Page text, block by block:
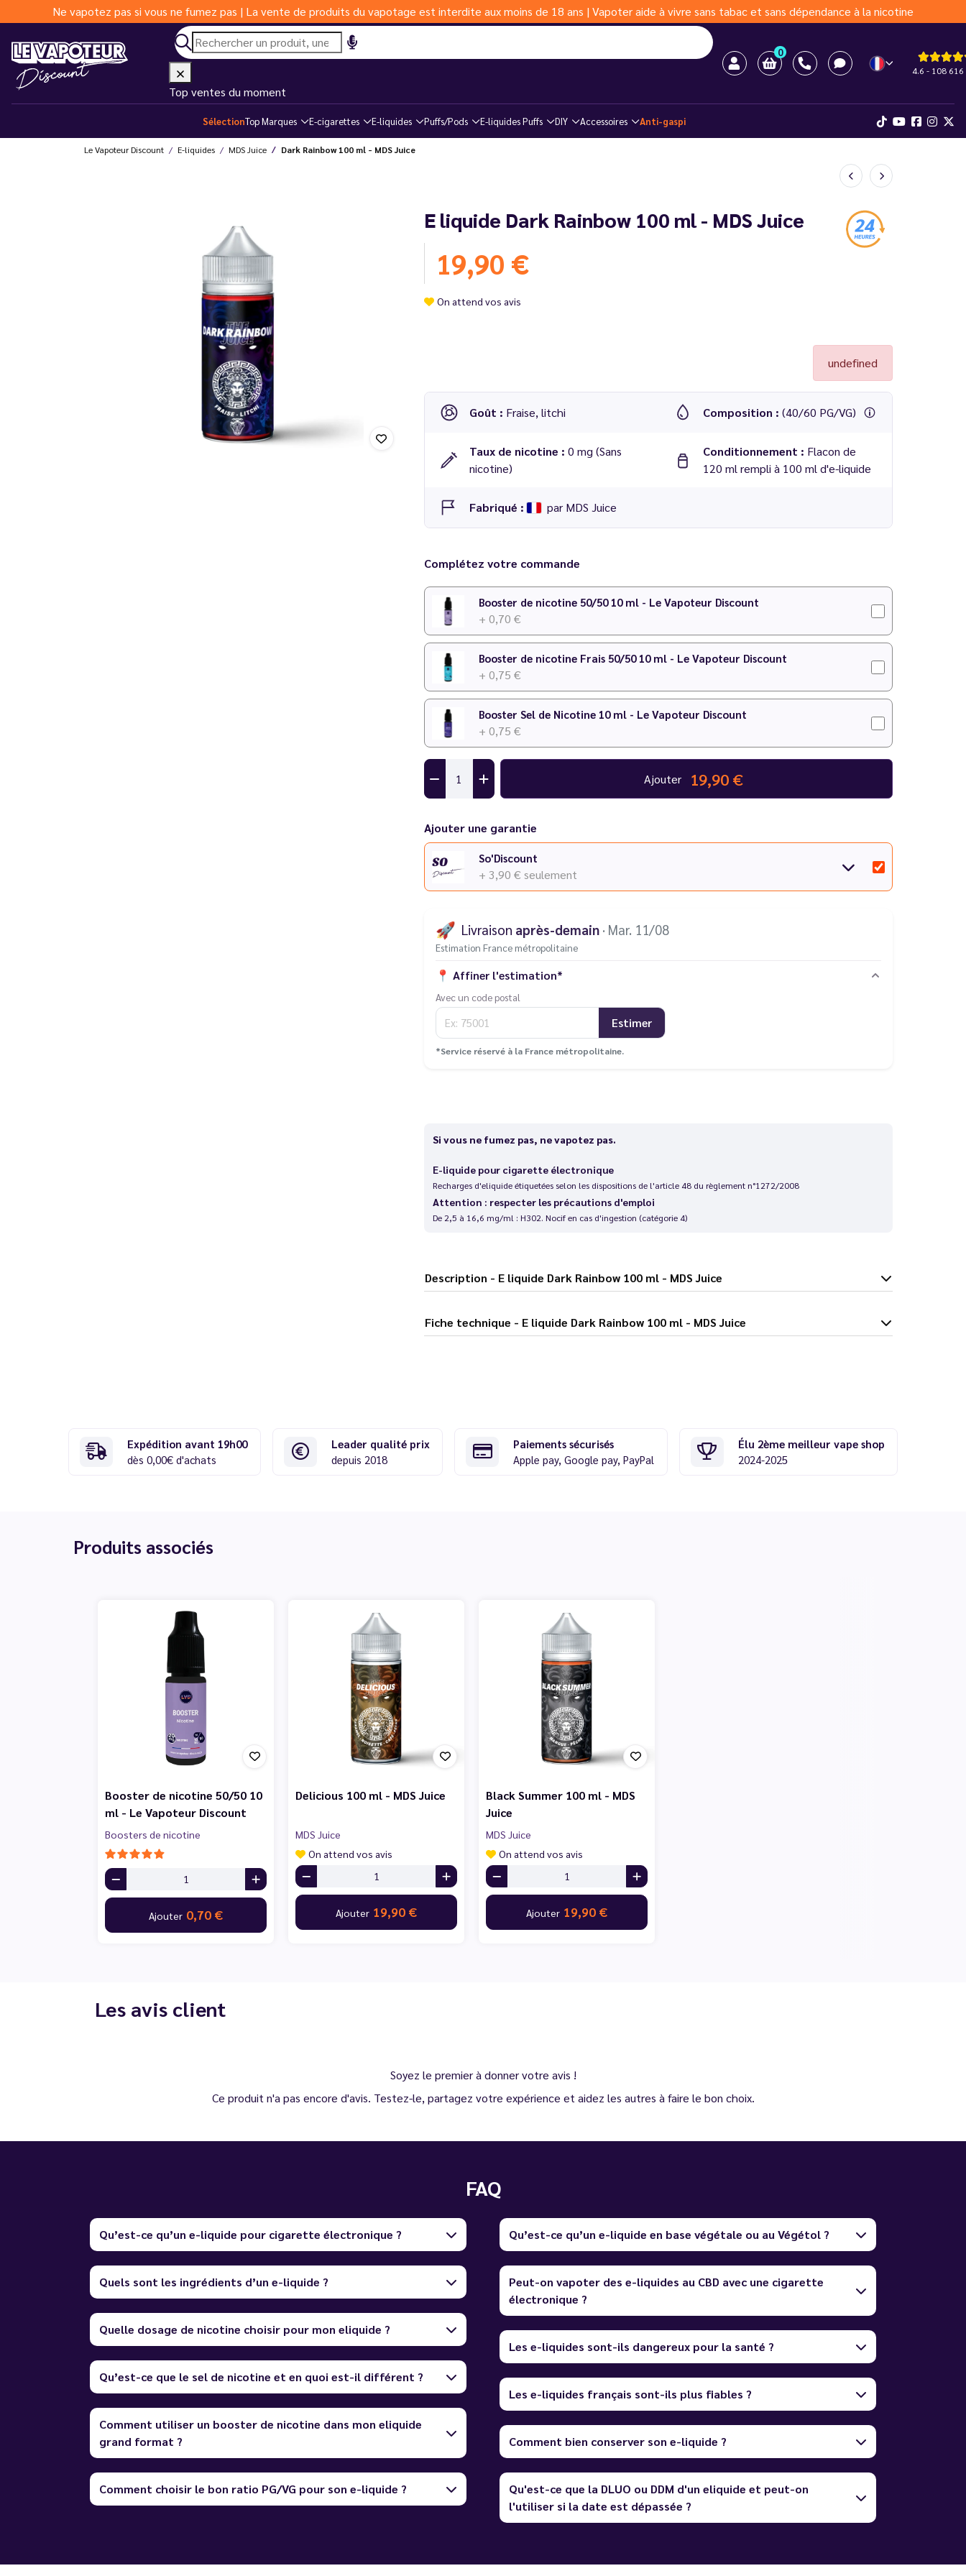
Ne vapotez pas si vous ne fumez pas | La vente de produits du vapotage est interdite aux moins de 18 ans | Vapoter aide à vivre sans tabac et sans dépendance à la nicotine
0
4.6 - 108 616
Top ventes du moment
SélectionTop Marques E-cigarettes E-liquides Puffs/Pods E-liquides Puffs DIY Accessoires Anti-gaspi
Le Vapoteur Discount E-liquides MDS Juice Dark Rainbow 100 ml - MDS Juice
E liquide Dark Rainbow 100 ml - MDS Juice
19,90 €
On attend vos avis
undefined
Goût : Fraise, litchi Composition : (40/60 PG/VG)
Taux de nicotine : 0 mg (Sans
nicotine)
Conditionnement : Flacon de
120 ml rempli à 100 ml d'e-liquide
Fabriqué : par MDS Juice
Complétez votre commande
Booster de nicotine 50/50 10 ml - Le Vapoteur Discount
+ 0,70 €
Booster de nicotine Frais 50/50 10 ml - Le Vapoteur Discount
+ 0,75 €
Booster Sel de Nicotine 10 ml - Le Vapoteur Discount
+ 0,75 €
Ajouter 19,90 €
Ajouter une garantie
So'Discount
+ 3,90 € seulement
🚀 Livraison après-demain · Mar. 11/08
Estimation France métropolitaine
📍 Affiner l'estimation*
Avec un code postal
Estimer
*Service réservé à la France métropolitaine.
Si vous ne fumez pas, ne vapotez pas.
E-liquide pour cigarette électronique
Recharges d'eliquide étiquetées selon les dispositions de l'article 48 du règlement n°1272/2008
Attention : respecter les précautions d'emploi
De 2,5 à 16,6 mg/ml : H302. Nocif en cas d'ingestion (catégorie 4)
Description - E liquide Dark Rainbow 100 ml - MDS Juice
Fiche technique - E liquide Dark Rainbow 100 ml - MDS Juice
Expédition avant 19h00
dès 0,00€ d'achats
Leader qualité prix
depuis 2018
Paiements sécurisés
Apple pay, Google pay, PayPal
Élu 2ème meilleur vape shop
2024-2025
Produits associés
Booster de nicotine 50/50 10
ml - Le Vapoteur Discount
Boosters de nicotine
Ajouter 0,70 €
Delicious 100 ml - MDS Juice
MDS Juice
On attend vos avis
Ajouter 19,90 €
Black Summer 100 ml - MDS
Juice
MDS Juice
On attend vos avis
Ajouter 19,90 €
Les avis client
Soyez le premier à donner votre avis !
Ce produit n'a pas encore d'avis. Testez-le, partagez votre expérience et aidez les autres à faire le bon choix.
FAQ
Qu’est-ce qu’un e-liquide pour cigarette électronique ?
Quels sont les ingrédients d’un e-liquide ?
Quelle dosage de nicotine choisir pour mon eliquide ?
Qu’est-ce que le sel de nicotine et en quoi est-il différent ?
Comment utiliser un booster de nicotine dans mon eliquide
grand format ?
Comment choisir le bon ratio PG/VG pour son e-liquide ?
Qu’est-ce qu’un e-liquide en base végétale ou au Végétol ?
Peut-on vapoter des e-liquides au CBD avec une cigarette
électronique ?
Les e-liquides sont-ils dangereux pour la santé ?
Les e-liquides français sont-ils plus fiables ?
Comment bien conserver son e-liquide ?
Qu'est-ce que la DLUO ou DDM d'un eliquide et peut-on
l'utiliser si la date est dépassée ?